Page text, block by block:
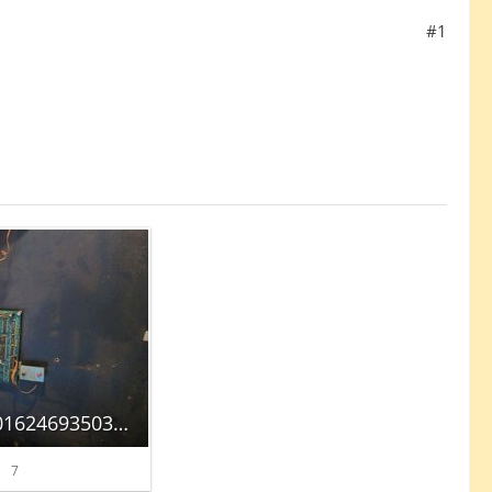
#1
17709895313514944116016246935034_autoscaled.jpg
7